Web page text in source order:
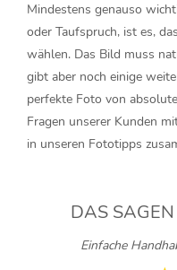
Mindestens genauso
oder Taufspruch, ist es,
wählen. Das Bild muss
gibt aber noch einige
perfekte Foto von
Fragen unserer Kunden
in unseren Fototipps
DAS
Einfache